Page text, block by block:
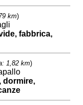
km)
fabbrica,
1,82 km)
dormire,